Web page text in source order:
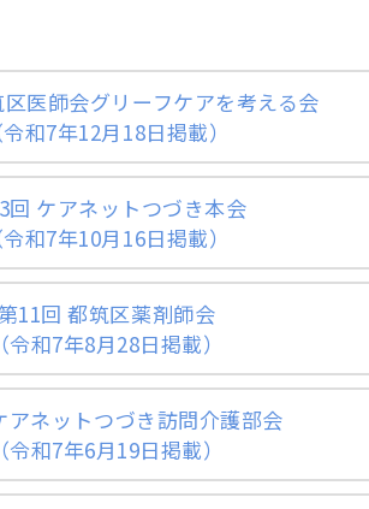
医師会グリーフケアを考える会
令和7年12月18日掲載）
回 ケアネットつづき本会
令和7年10月16日掲載）
11回 都筑区薬剤師会
（令和7年8月28日掲載）
アネットつづき訪問介護部会
（令和7年6月19日掲載）